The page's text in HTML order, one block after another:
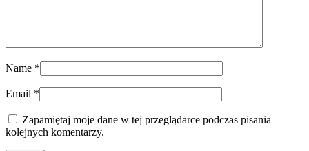
Name *
Email *
Zapamiętaj moje dane w tej przeglądarce podczas pisania
kolejnych komentarzy.